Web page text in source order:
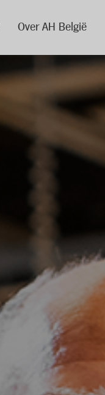
Over AH België